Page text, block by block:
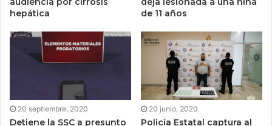
hepática
de 11 años
20 septiembre, 2020
Detiene la SSC a presunto
20 junio, 2020
Policía Estatal captura al